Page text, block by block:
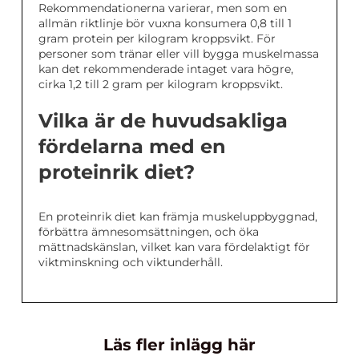
Rekommendationerna varierar, men som en
allmän riktlinje bör vuxna konsumera 0,8 till 1
gram protein per kilogram kroppsvikt. För
personer som tränar eller vill bygga muskelmassa
kan det rekommenderade intaget vara högre,
cirka 1,2 till 2 gram per kilogram kroppsvikt.
Vilka är de huvudsakliga
fördelarna med en
proteinrik diet?
En proteinrik diet kan främja muskeluppbyggnad,
förbättra ämnesomsättningen, och öka
mättnadskänslan, vilket kan vara fördelaktigt för
viktminskning och viktunderhåll.
Läs fler inlägg här